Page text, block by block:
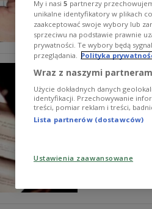
Koniec
Od
procenta
Zobacz
My i nasi 5 partnerzy
unikalne identyfikatory w plikach
zaakceptować swoje wybory lub
sprzeciwu na podstawie prawnie
prywatności. Te wybory będą
przeglądania. Polityka
Wraz z naszymi
Użycie dokładnych danych
identyfikacji. Przechowywanie
treści, pomiar reklam i treści,
Lista partnerów (dostawców)
Ustawienia zaawansowane